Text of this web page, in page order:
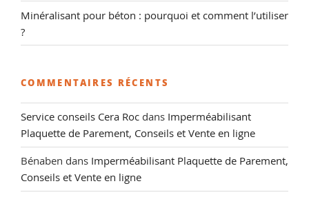
Minéralisant pour béton : pourquoi et comment l’utiliser
?
COMMENTAIRES RÉCENTS
Service conseils Cera Roc dans Imperméabilisant
Plaquette de Parement, Conseils et Vente en ligne
Bénaben dans Imperméabilisant Plaquette de Parement,
Conseils et Vente en ligne